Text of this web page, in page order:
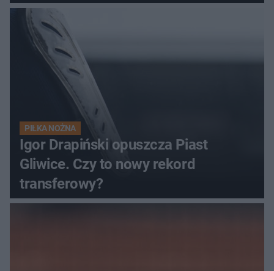
PIŁKA NOŻNA
Igor Drapiński opuszcza Piast
Gliwice. Czy to nowy rekord
transferowy?